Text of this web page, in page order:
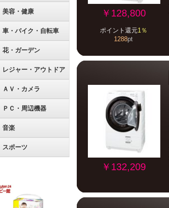
美容・健康
車・バイク・自転車
花・ガーデン
レジャー・アウトドア
ＡＶ・カメラ
ＰＣ・周辺機器
音楽
スポーツ
￥128,800
ポイント還元1％
1288pt
￥132,209